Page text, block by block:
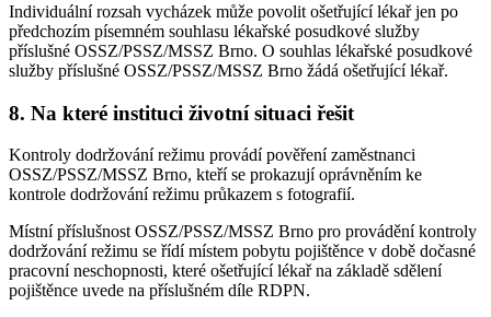
Individuální rozsah vycházek může povolit ošetřující lékař jen po
předchozím písemném souhlasu lékařské posudkové služby
příslušné OSSZ/PSSZ/MSSZ Brno. O souhlas lékařské posudkové
služby příslušné OSSZ/PSSZ/MSSZ Brno žádá ošetřující lékař.
8. Na které instituci životní situaci řešit
Kontroly dodržování režimu provádí pověření zaměstnanci
OSSZ/PSSZ/MSSZ Brno, kteří se prokazují oprávněním ke
kontrole dodržování režimu průkazem s fotografií.
Místní příslušnost OSSZ/PSSZ/MSSZ Brno pro provádění kontroly
dodržování režimu se řídí místem pobytu pojištěnce v době dočasné
pracovní neschopnosti, které ošetřující lékař na základě sdělení
pojištěnce uvede na příslušném díle RDPN.